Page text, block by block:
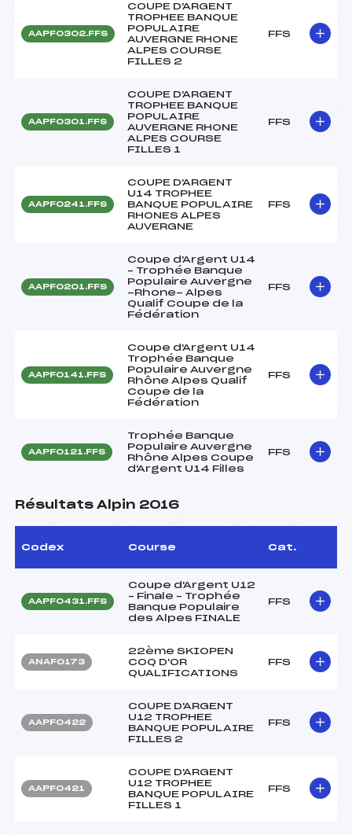
AAPF0302.FFS
COUPE D'ARGENT
TROPHEE BANQUE
POPULAIRE
AUVERGNE RHONE
ALPES COURSE
FILLES 2
FFS
AAPF0301.FFS
COUPE D'ARGENT
TROPHEE BANQUE
POPULAIRE
AUVERGNE RHONE
ALPES COURSE
FILLES 1
FFS
AAPF0241.FFS
COUPE D'ARGENT
U14 TROPHEE
BANQUE POPULAIRE
RHONES ALPES
AUVERGNE
FFS
AAPF0201.FFS
Coupe d'Argent U14
– Trophée Banque
Populaire Auvergne
-Rhone- Alpes
Qualif Coupe de la
Fédération
FFS
AAPF0141.FFS
Coupe d'Argent U14
Trophée Banque
Populaire Auvergne
Rhône Alpes Qualif
Coupe de la
Fédération
FFS
AAPF0121.FFS
Trophée Banque
Populaire Auvergne
Rhône Alpes Coupe
d'Argent U14 Filles
FFS
Résultats Alpin 2016
Codex Course Cat.
AAPF0431.FFS
Coupe d'Argent U12
– Finale – Trophée
Banque Populaire
des Alpes FINALE
FFS
ANAF0173
22ème SKIOPEN
COQ D'OR
QUALIFICATIONS
FFS
AAPF0422
COUPE D'ARGENT
U12 TROPHEE
BANQUE POPULAIRE
FILLES 2
FFS
AAPF0421
COUPE D'ARGENT
U12 TROPHEE
BANQUE POPULAIRE
FILLES 1
FFS